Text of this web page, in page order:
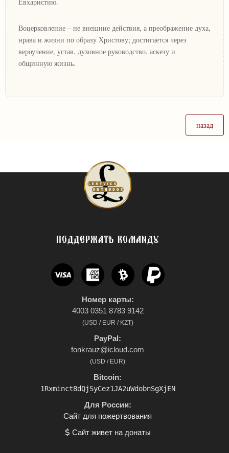
Воцерковление – не внешние действия, а преображение духа,
нрава и жизни по образу Христову; достигается через
вероучение, устав, духовное руководство, аскезу и
общинную жизнь.
назад
ПОДДЕРЖАТЬ КОМАНДУ
Номер карты:
4003 0351 8783 9142
(USD / EUR / KZT)
PayPal:
fonkrauz@icloud.com
(USD / EUR)
Bitcoin:
1Rxminct8dQjSyCez1JA2uWdobnSgXjEN
Для России:
Сайт для пожертвования
Сайт живет на донаты